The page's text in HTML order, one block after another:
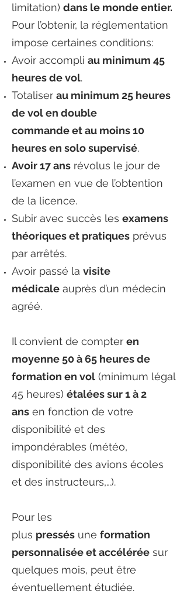
limitation) dans le monde entier.
Pour l’obtenir, la réglementation
impose certaines conditions:
Avoir accompli au minimum 45
heures de vol.
Totaliser au minimum 25 heures
de vol en double
commande et au moins 10
heures en solo supervisé.
Avoir 17 ans révolus le jour de
l’examen en vue de l’obtention
de la licence.
Subir avec succès les examens
théoriques et pratiques prévus
par arrêtés.
Avoir passé la visite
médicale auprès d’un médecin
agréé.
Il convient de compter en
moyenne 50 à 65 heures de
formation en vol (minimum légal
45 heures) étalées sur 1 à 2
ans en fonction de votre
disponibilité et des
impondérables (météo,
disponibilité des avions écoles
et des instructeurs,…).
Pour les
plus pressés une formation
personnalisée et accélérée sur
quelques mois, peut être
éventuellement étudiée.